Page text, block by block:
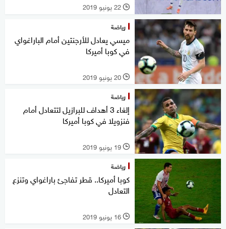
l 22 يونيو 2019
رياضة
ميسي يعادل للأرجنتين أمام الباراغواي
في كوبا أميركا
l 20 يونيو 2019
رياضة
إلغاء 3 أهداف للبرازيل لتتعادل أمام
فنزويلا في كوبا أميركا
l 19 يونيو 2019
رياضة
كوبا أميركا.. قطر تفاجئ باراغواي وتنزع
التعادل
l 16 يونيو 2019